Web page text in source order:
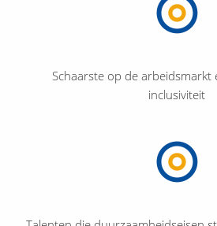
Schaarste op de
inclusiviteit